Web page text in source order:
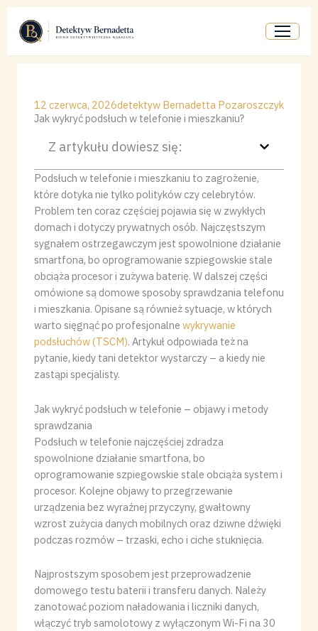
Przejdź
treści
12 czerwca, 2026detektyw Bernadetta Pozaroszczyk
Jak wykryć podsłuch w telefonie i mieszkaniu?
Z artykułu dowiesz się:
Podsłuch w telefonie i mieszkaniu to zagrożenie,
które dotyka nie tylko polityków czy celebrytów.
Problem ten coraz częściej pojawia się w zwykłych
domach i dotyczy prywatnych osób. Najczęstszym
sygnałem ostrzegawczym jest spowolnione działanie
smartfona, bo oprogramowanie szpiegowskie stale
obciąża procesor i zużywa baterię. W dalszej części
omówione są domowe sposoby sprawdzania telefonu
i mieszkania. Opisane są również sytuacje, w których
warto sięgnąć po profesjonalne wykrywanie
podsłuchów (TSCM). Artykuł odpowiada też na
pytanie, kiedy tani detektor wystarczy – a kiedy nie
zastąpi specjalisty.
Jak wykryć podsłuch w telefonie – objawy i metody
sprawdzania
Podsłuch w telefonie najczęściej zdradza
spowolnione działanie smartfona, bo
oprogramowanie szpiegowskie stale obciąża system i
procesor. Kolejne objawy to przegrzewanie
urządzenia bez wyraźnej przyczyny, gwałtowny
wzrost zużycia danych mobilnych oraz dziwne dźwięki
podczas rozmów – trzaski, echo i ciche stuknięcia.
Najprostszym sposobem jest przeprowadzenie
domowego testu baterii i transferu danych. Należy
zanotować poziom naładowania i liczniki danych,
włączyć tryb samolotowy z wyłączonym Wi-Fi na 30